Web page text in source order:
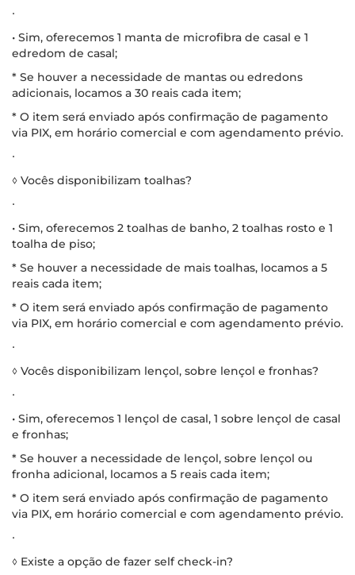
∙
• Sim, oferecemos 1 manta de microfibra de casal e 1
edredom de casal;
* Se houver a necessidade de mantas ou edredons
adicionais, locamos a 30 reais cada item;
* O item será enviado após confirmação de pagamento
via PIX, em horário comercial e com agendamento prévio.
∙
◊ Vocês disponibilizam toalhas?
∙
• Sim, oferecemos 2 toalhas de banho, 2 toalhas rosto e 1
toalha de piso;
* Se houver a necessidade de mais toalhas, locamos a 5
reais cada item;
* O item será enviado após confirmação de pagamento
via PIX, em horário comercial e com agendamento prévio.
∙
◊ Vocês disponibilizam lençol, sobre lençol e fronhas?
∙
• Sim, oferecemos 1 lençol de casal, 1 sobre lençol de casal
e fronhas;
* Se houver a necessidade de lençol, sobre lençol ou
fronha adicional, locamos a 5 reais cada item;
* O item será enviado após confirmação de pagamento
via PIX, em horário comercial e com agendamento prévio.
∙
◊ Existe a opção de fazer self check-in?